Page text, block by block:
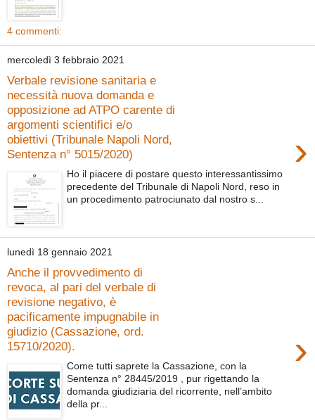
4 commenti:
mercoledì 3 febbraio 2021
Verbale revisione sanitaria e
necessità nuova domanda e
opposizione ad ATPO carente di
argomenti scientifici e/o
obiettivi (Tribunale Napoli Nord,
Sentenza n° 5015/2020)
›
Ho il piacere di postare questo interessantissimo
precedente del Tribunale di Napoli Nord, reso in
un procedimento patrociunato dal nostro s...
lunedì 18 gennaio 2021
Anche il provvedimento di
revoca, al pari del verbale di
revisione negativo, è
pacificamente impugnabile in
giudizio (Cassazione, ord.
15710/2020).
›
Come tutti saprete la Cassazione, con la
Sentenza n° 28445/2019 , pur rigettando la
domanda giudiziaria del ricorrente, nell’ambito
della pr...